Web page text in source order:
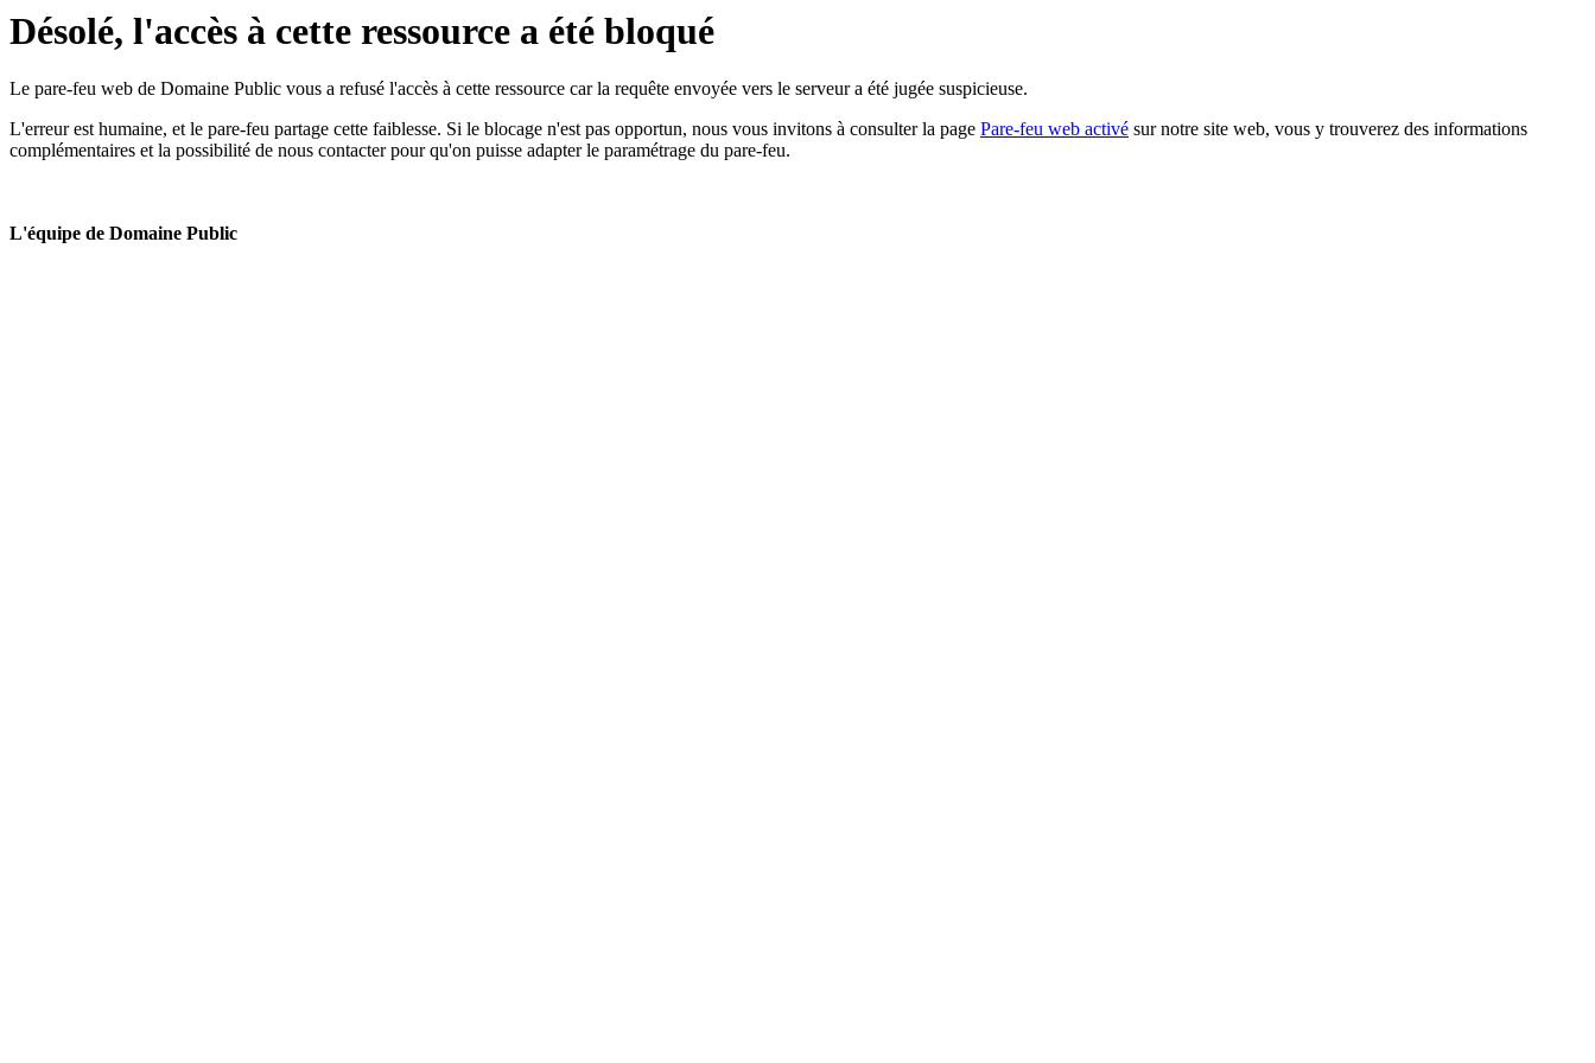
Désolé, l'accès à cette ressource a été bloqué
Le pare-feu web de Domaine Public vous a refusé l'accès à cette ressource car la requête envoyée vers le serveur a été jugée suspicieuse.
L'erreur est humaine, et le pare-feu partage cette faiblesse. Si le blocage n'est pas opportun, nous vous invitons à consulter la page Pare-feu web activé sur notre site web, vous y trouverez des informations
complémentaires et la possibilité de nous contacter pour qu'on puisse adapter le paramétrage du pare-feu.
L'équipe de Domaine Public